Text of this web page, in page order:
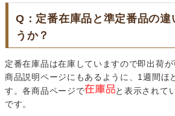
Q：定番在庫品と準定番品の違
うか？
定番在庫品は在庫していますので即出荷
商品説明ページにもあるように、1週間ほ
す。各商品ページで
と表示されて
です。